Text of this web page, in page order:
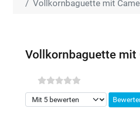
Vollkornbaguette mit
Vollkornbaguette mit
Bitte bewerten